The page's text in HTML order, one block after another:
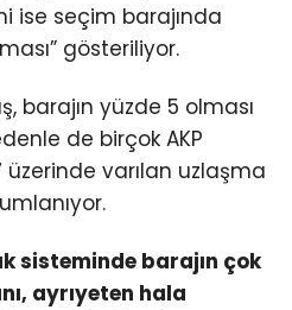
ise seçim barajında
gösteriliyor.
barajın yüzde 5 olması
de birçok AKP
varılan uzlaşma
sisteminde barajın çok
ayrıyeten hala